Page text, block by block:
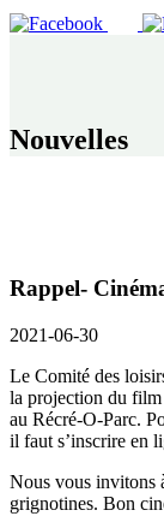
Nouvelles
Rappel-
2021-06-30
Le Comité des
la projection du
au Récré-O-Parc.
il faut s’inscrire en
Nous vous invitons
grignotines. Bon